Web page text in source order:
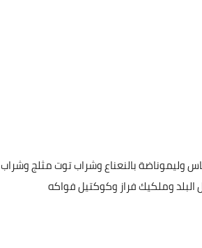
وليموناضة بالنعناع وشراب توت مثلج وشراب
وملكيك فراز وكوكتيل فواكه